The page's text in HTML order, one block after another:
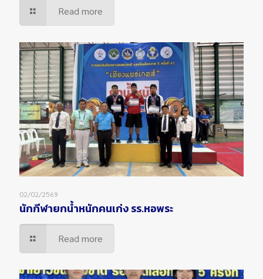
Read more
02/02/2569
นักกีฬายกน้ำหนักคนเก่ง รร.หอพระ
Read more